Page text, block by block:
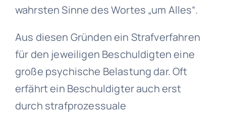
wahrsten Sinne des Wortes „um Alles“.
Aus diesen Gründen ein Strafverfahren
für den jeweiligen Beschuldigten eine
große psychische Belastung dar. Oft
erfährt ein Beschuldigter auch erst
durch strafprozessuale